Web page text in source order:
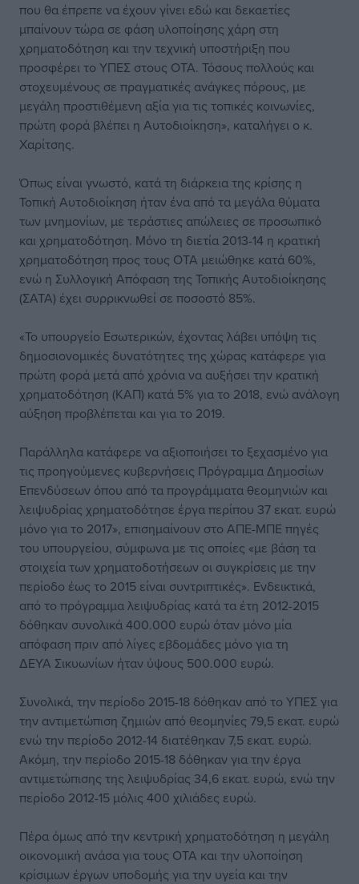
που θα έπρεπε να έχουν γίνει εδώ και δεκαετίες
μπαίνουν τώρα σε φάση υλοποίησης χάρη στη
χρηματοδότηση και την τεχνική υποστήριξη που
προσφέρει το ΥΠΕΣ στους ΟΤΑ. Τόσους πολλούς και
στοχευμένους σε πραγματικές ανάγκες πόρους, με
μεγάλη προστιθέμενη αξία για τις τοπικές κοινωνίες,
πρώτη φορά βλέπει η Αυτοδιοίκηση», καταλήγει ο κ.
Χαρίτσης.
Όπως είναι γνωστό, κατά τη διάρκεια της κρίσης η
Τοπική Αυτοδιοίκηση ήταν ένα από τα μεγάλα θύματα
των μνημονίων, με τεράστιες απώλειες σε προσωπικό
και χρηματοδότηση. Μόνο τη διετία 2013-14 η κρατική
χρηματοδότηση προς τους ΟΤΑ μειώθηκε κατά 60%,
ενώ η Συλλογική Απόφαση της Τοπικής Αυτοδιοίκησης
(ΣΑΤΑ) έχει συρρικνωθεί σε ποσοστό 85%.
«Το υπουργείο Εσωτερικών, έχοντας λάβει υπόψη τις
δημοσιονομικές δυνατότητες της χώρας κατάφερε για
πρώτη φορά μετά από χρόνια να αυξήσει την κρατική
χρηματοδότηση (ΚΑΠ) κατά 5% για το 2018, ενώ ανάλογη
αύξηση προβλέπεται και για το 2019.
Παράλληλα κατάφερε να αξιοποιήσει το ξεχασμένο για
τις προηγούμενες κυβερνήσεις Πρόγραμμα Δημοσίων
Επενδύσεων όπου από τα προγράμματα θεομηνιών και
λειψυδρίας χρηματοδότησε έργα περίπου 37 εκατ. ευρώ
μόνο για το 2017», επισημαίνουν στο ΑΠΕ-ΜΠΕ πηγές
του υπουργείου, σύμφωνα με τις οποίες «με βάση τα
στοιχεία των χρηματοδοτήσεων οι συγκρίσεις με την
περίοδο έως το 2015 είναι συντριπτικές». Ενδεικτικά,
από το πρόγραμμα λειψυδρίας κατά τα έτη 2012-2015
δόθηκαν συνολικά 400.000 ευρώ όταν μόνο μία
απόφαση πριν από λίγες εβδομάδες μόνο για τη
ΔΕΥΑ Σικυωνίων ήταν ύψους 500.000 ευρώ.
Συνολικά, την περίοδο 2015-18 δόθηκαν από το ΥΠΕΣ για
την αντιμετώπιση ζημιών από θεομηνίες 79,5 εκατ. ευρώ
ενώ την περίοδο 2012-14 διατέθηκαν 7,5 εκατ. ευρώ.
Ακόμη, την περίοδο 2015-18 δόθηκαν για την έργα
αντιμετώπισης της λειψυδρίας 34,6 εκατ. ευρώ, ενώ την
περίοδο 2012-15 μόλις 400 χιλιάδες ευρώ.
Πέρα όμως από την κεντρική χρηματοδότηση η μεγάλη
οικονομική ανάσα για τους ΟΤΑ και την υλοποίηση
κρίσιμων έργων υποδομής για την υγεία και την